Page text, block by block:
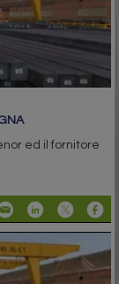
ed il fornitore